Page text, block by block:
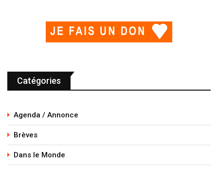
Catégories
Agenda / Annonce
Brèves
Dans le Monde